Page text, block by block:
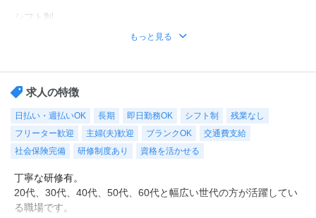
シフト制
時短や曜日固定などの希望もご相談ください。
②9時00分～18時00分（休憩1時間）
【休日・休暇】
平日のみ、日勤のみ、週2日・・・などご希望をお聞かせくださ
もちろん週5日フルタイムも大歓迎！
シフトも選べるので、あなたに合った働き方をご提案します！
もっと見る
求人の特徴
日払い・週払いOK 長期 即日勤務OK シフト制
残業なし
フリーター歓迎
主婦(夫)歓迎 ブランクOK
交通費支給
社会保険完備
研修制度あり 資格を活かせる
丁寧な研修有。
20代、30代、40代、50代、60代と幅広い世代の方が活躍してい
る職場です。